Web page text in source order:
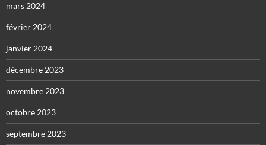
mars 2024
février 2024
janvier 2024
décembre 2023
novembre 2023
octobre 2023
septembre 2023